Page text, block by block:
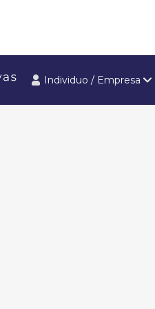
Individuo / Empresa